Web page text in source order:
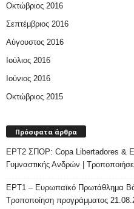
Οκτώβριος 2016
Σεπτέμβριος 2016
Αύγουστος 2016
Ιούλιος 2016
Ιούνιος 2016
Οκτώβριος 2015
Πρόσφατα άρθρα
ΕΡΤ2 ΣΠΟΡ: Copa Libertadores &
Γυμναστικής Ανδρών |
ΕΡΤ1 – Ευρωπαϊκό Πρωτάθλημα
Τροποποίηση προγράμματος